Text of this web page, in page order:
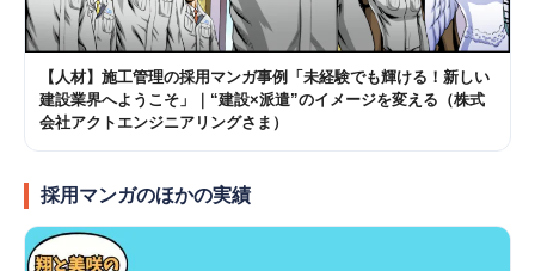
【人材】施工管理の採用マンガ事例「未経験でも輝ける！新しい
建設業界へようこそ」｜“建設×派遣”のイメージを変える（株式
会社アクトエンジニアリングさま）
採用マンガのほかの実績